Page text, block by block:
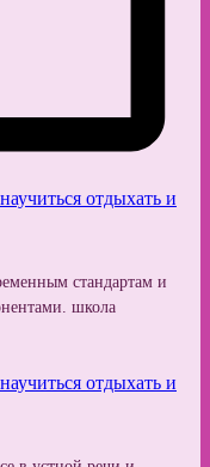
отдыхать и
стандартам и
школа
отдыхать и